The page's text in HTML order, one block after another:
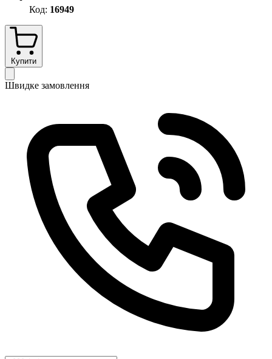
Код: 16949
Купити
Швидке замовлення